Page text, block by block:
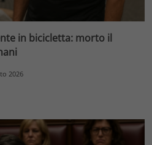
in bicicletta: morto il
2026